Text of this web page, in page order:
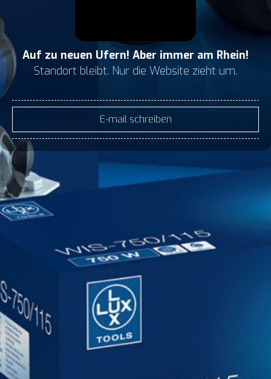
Auf zu neuen Ufern! Aber immer am Rhein!
Standort bleibt. Nur die Website zieht um.
E-mail schreiben